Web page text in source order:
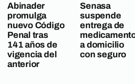
Abinader
promulga
nuevo Código
Penal tras
141 años de
vigencia del
anterior
Senasa
suspende
entrega de
a domicilio
con seguro